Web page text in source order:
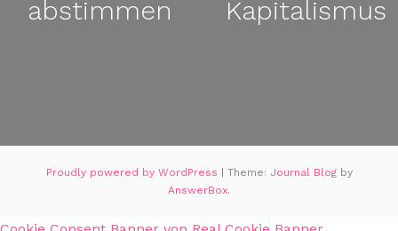
abstimmen
Kapitalismus
Proudly powered by WordPress | Theme: Journal Blog by
AnswerBox.